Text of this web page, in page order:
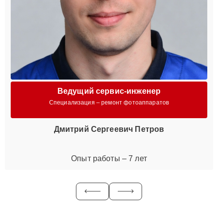
Ведущий сервис-инженер
Специализация – ремонт фотоаппаратов
Дмитрий Сергеевич Петров
Опыт работы – 7 лет